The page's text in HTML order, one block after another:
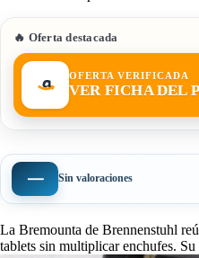
🔥 Oferta destacada
OFERTA VERIFICADA
VER FICHA DEL
— Sin valoraciones
La Bremounta de Brennenstuhl
tablets sin multiplicar enchufes. Su